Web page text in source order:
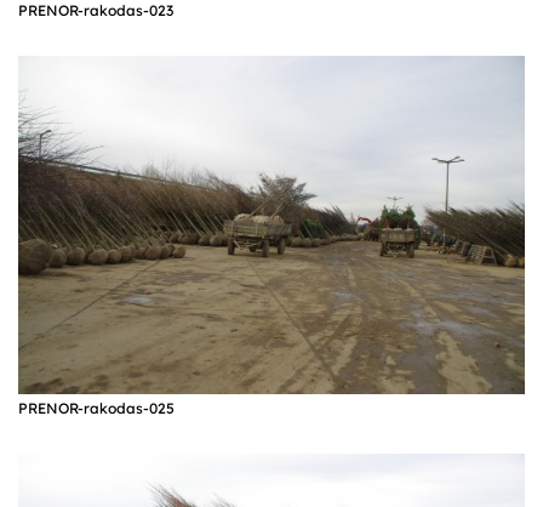
PRENOR-rakodas-023
PRENOR-rakodas-025